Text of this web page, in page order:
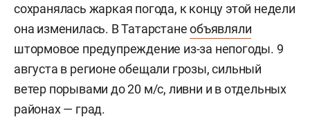
сохранялась жаркая погода, к концу этой недели
она изменилась. В Татарстанеобъявляли
штормовое предупреждение из-за непогоды. 9
августа в регионе обещали грозы, сильный
ветер порывами до 20 м/с, ливни и в отдельных
районах — град.